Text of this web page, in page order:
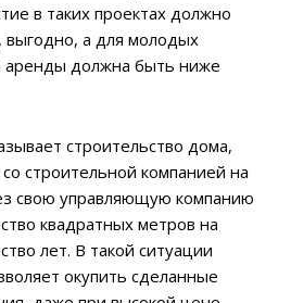
в таких проектах должно
а для молодых
аренды должна быть ниже
строительство дома,
строительной компанией на
свою управляющую компанию
квадратных метров на
лет. В такой ситуации
окупить сделанные